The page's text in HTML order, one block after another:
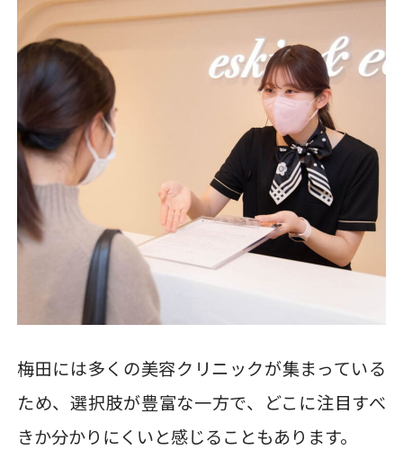
梅田には多くの美容クリニックが集まっている
ため、選択肢が豊富な一方で、どこに注目すべ
きか分かりにくいと感じることもあります。